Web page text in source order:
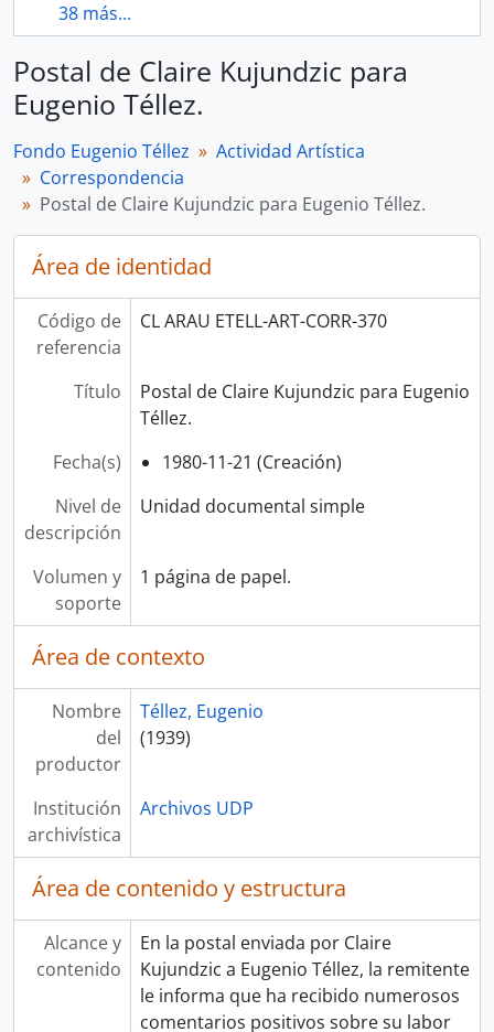
38 más...
Postal de Claire Kujundzic para
Eugenio Téllez.
Fondo Eugenio Téllez
Actividad Artística
Correspondencia
Postal de Claire Kujundzic para Eugenio Téllez.
Área de identidad
Código de
referencia
CL ARAU ETELL-ART-CORR-370
Título
Postal de Claire Kujundzic para Eugenio
Téllez.
Fecha(s)
1980-11-21 (Creación)
Nivel de
descripción
Unidad documental simple
Volumen y
soporte
1 página de papel.
Área de contexto
Nombre
del
productor
Téllez, Eugenio
(1939)
Institución
archivística
Archivos UDP
Área de contenido y estructura
Alcance y
contenido
En la postal enviada por Claire
Kujundzic a Eugenio Téllez, la remitente
le informa que ha recibido numerosos
comentarios positivos sobre su labor